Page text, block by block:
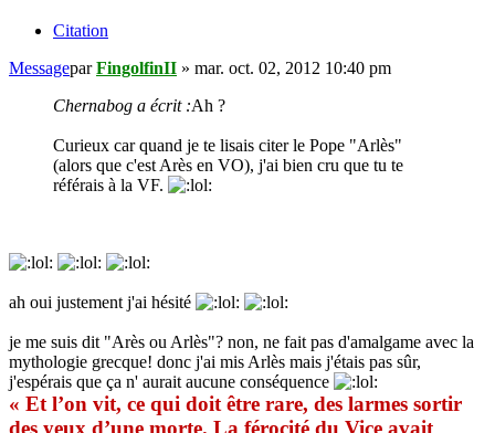
Citation
MessageparFingolfinII » mar. oct. 02, 2012 10:40 pm
Chernabog a écrit :Ah ?
Curieux car quand je te lisais citer le Pope "Arlès"
(alors que c'est Arès en VO), j'ai bien cru que tu te
référais à la VF.
ah oui justement j'ai hésité
je me suis dit "Arès ou Arlès"? non, ne fait pas d'amalgame avec la
mythologie grecque! donc j'ai mis Arlès mais j'étais pas sûr,
j'espérais que ça n' aurait aucune conséquence
« Et l’on vit, ce qui doit être rare, des larmes sortir
des yeux d’une morte. La férocité du Vice avait